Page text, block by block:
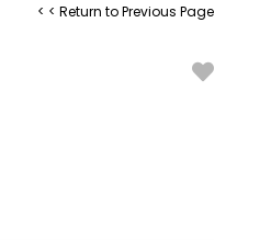
< < Return to Previous Page